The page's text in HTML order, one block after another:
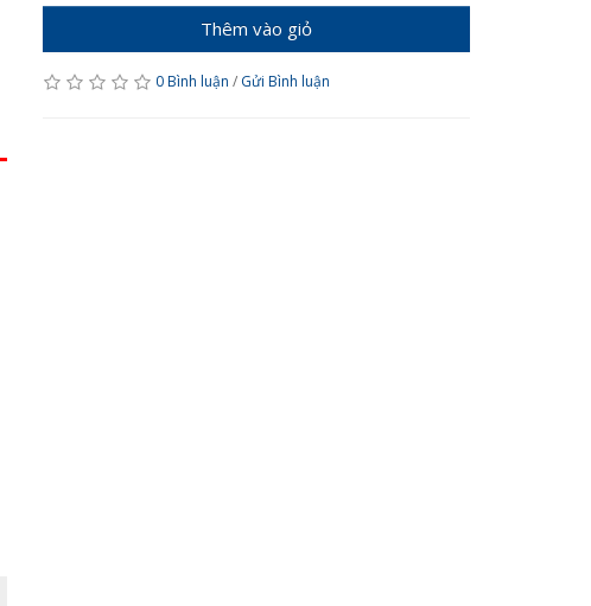
Thêm vào giỏ
0 Bình luận / Gửi Bình luận